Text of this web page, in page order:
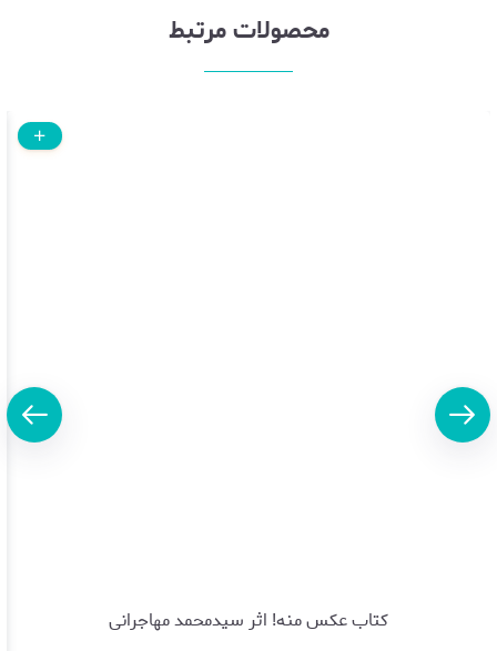
محصولات مرتبط
کتاب عکس منه! اثر سیدمحمد مهاجرانی